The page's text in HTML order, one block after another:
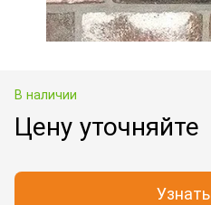
В наличии
Цену уточняйте